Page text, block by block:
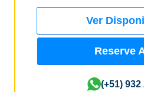
Ver
Reserve
(+51) 932